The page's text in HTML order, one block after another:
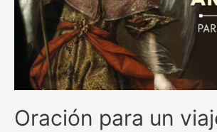
Oración para un